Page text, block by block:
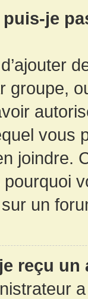
je
groupe,
vous
joindre.
un
reçu un